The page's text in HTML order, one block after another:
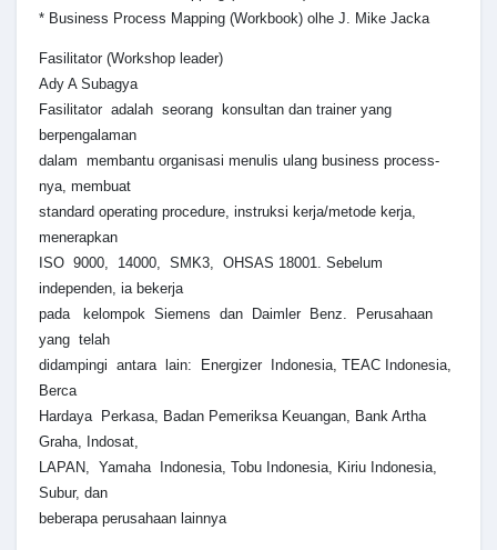
* Business Process Mapping (Workbook) olhe J. Mike Jacka
Fasilitator (Workshop leader)
Ady A Subagya
Fasilitator adalah seorang konsultan dan trainer yang
berpengalaman
dalam membantu organisasi menulis ulang business process-
nya, membuat
standard operating procedure, instruksi kerja/metode kerja,
menerapkan
ISO 9000, 14000, SMK3, OHSAS 18001. Sebelum
independen, ia bekerja
pada kelompok Siemens dan Daimler Benz. Perusahaan
yang telah
didampingi antara lain: Energizer Indonesia, TEAC Indonesia,
Berca
Hardaya Perkasa, Badan Pemeriksa Keuangan, Bank Artha
Graha, Indosat,
LAPAN, Yamaha Indonesia, Tobu Indonesia, Kiriu Indonesia,
Subur, dan
beberapa perusahaan lainnya